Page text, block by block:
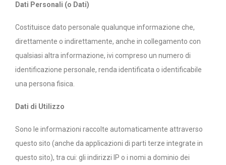
Dati Personali (o Dati)
Costituisce dato personale qualunque informazione che,
direttamente o indirettamente, anche in collegamento con
qualsiasi altra informazione, ivi compreso un numero di
identificazione personale, renda identificata o identificabile
una persona fisica.
Dati di Utilizzo
Sono le informazioni raccolte automaticamente attraverso
questo sito (anche da applicazioni di parti terze integrate in
questo sito), tra cui: gli indirizzi IP o i nomi a dominio dei